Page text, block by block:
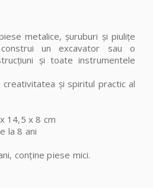
metalice, șuruburi și piulițe
un excavator sau o
și toate instrumentele
creativitatea și spiritul practic al
14,5 x 8 cm
la 8 ani
conține piese mici.